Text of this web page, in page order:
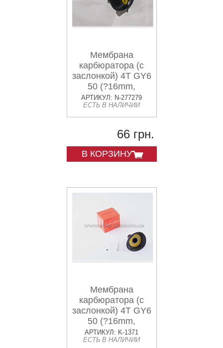
Мембрана
карбюратора (с
заслонкой) 4T GY6
50 (?16mm,
основная с
ушками) HKS
АРТИКУЛ: N-277279
ЕСТЬ В НАЛИЧИИ
66 грн.
В КОРЗИНУ
Мембрана
карбюратора (с
заслонкой) 4T GY6
50 (?16mm,
основная)
FUELJET
АРТИКУЛ: K-1371
ЕСТЬ В НАЛИЧИИ